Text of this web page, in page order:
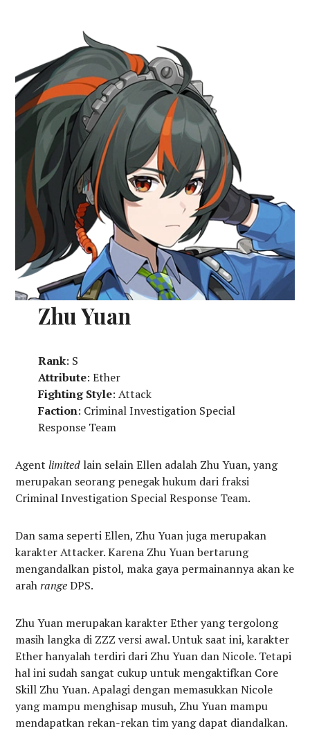
Zhu Yuan
Rank: S
Attribute: Ether
Fighting Style: Attack
Faction: Criminal Investigation Special
Response Team
Agentlimited lain selain Ellen adalah Zhu Yuan, yang
merupakan seorang penegak hukum dari fraksi
Criminal Investigation Special Response Team.
Dan sama seperti Ellen, Zhu Yuan juga merupakan
karakter Attacker. Karena Zhu Yuan bertarung
mengandalkan pistol, maka gaya permainannya akan ke
arahrangeDPS.
Zhu Yuan merupakan karakter Ether yang tergolong
masih langka di ZZZ versi awal. Untuk saat ini, karakter
Ether hanyalah terdiri dari Zhu Yuan dan Nicole. Tetapi
hal ini sudah sangat cukup untuk mengaktifkan Core
Skill Zhu Yuan. Apalagi dengan memasukkan Nicole
yang mampu menghisap musuh, Zhu Yuan mampu
mendapatkan rekan-rekan tim yang dapat diandalkan.